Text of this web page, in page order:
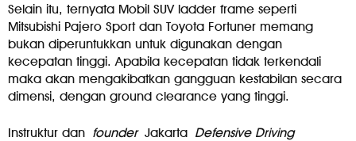
Selain itu, ternyata Mobil SUV ladder frame seperti
Mitsubishi Pajero Sport dan Toyota Fortuner memang
bukan diperuntukkan untuk digunakan dengan
kecepatan tinggi. Apabila kecepatan tidak terkendali
maka akan mengakibatkan gangguan kestabilan secara
dimensi, dengan ground clearance yang tinggi.
Instruktur dan founderJakarta Defensive Driving